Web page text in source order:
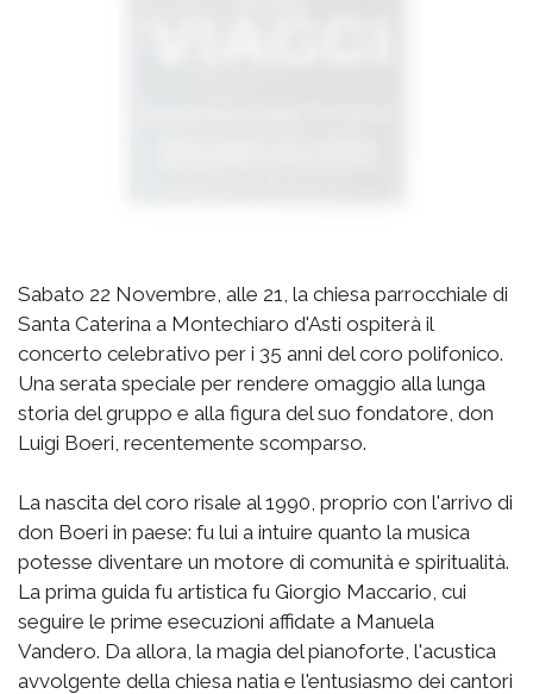
Sabato 22 Novembre, alle 21, la chiesa parrocchiale di
Santa Caterina a Montechiaro d'Asti ospiterà il
concerto celebrativo per i 35 anni del coro polifonico.
Una serata speciale per rendere omaggio alla lunga
storia del gruppo e alla figura del suo fondatore, don
Luigi Boeri, recentemente scomparso.
La nascita del coro risale al 1990, proprio con l'arrivo di
don Boeri in paese: fu lui a intuire quanto la musica
potesse diventare un motore di comunità e spiritualità.
La prima guida fu artistica fu Giorgio Maccario, cui
seguire le prime esecuzioni affidate a Manuela
Vandero. Da allora, la magia del pianoforte, l'acustica
avvolgente della chiesa natia e l'entusiasmo dei cantori